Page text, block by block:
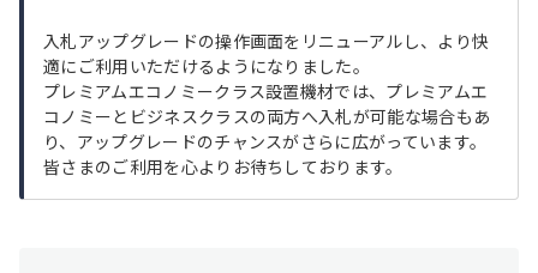
入札アップグレードの操作画面をリニューアルし、より快
適にご利用いただけるようになりました。
プレミアムエコノミークラス設置機材では、プレミアムエ
コノミーとビジネスクラスの両方へ入札が可能な場合もあ
り、アップグレードのチャンスがさらに広がっています。
皆さまのご利用を心よりお待ちしております。